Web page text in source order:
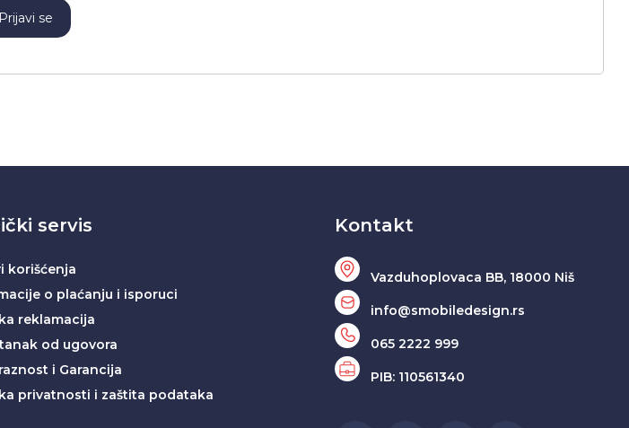
Prijavi se
servis
korišćenja
o plaćanju i isporuci
reklamacija
od ugovora
i Garancija
privatnosti i zaštita podataka
Kontakt
Vazduhoplovaca BB, 18000 Niš
info@smobiledesign.rs
065 2222 999
PIB: 110561340